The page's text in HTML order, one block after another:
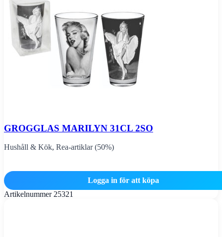
GROGGLAS MARILYN 31CL 2SO
Hushåll & Kök, Rea-artiklar (50%)
Logga in för att köpa
Artikelnummer 25321